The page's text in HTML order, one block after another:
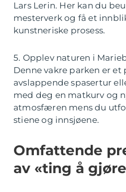
Lars Lerin. Her kan du
mesterverk og få et
kunstneriske prosess.
5. Opplev naturen i
Denne vakre parken er
avslappende spasertur
med deg en matkurv og
atmosfæren mens du
stiene og innsjøene.
Omfattende
av «ting å